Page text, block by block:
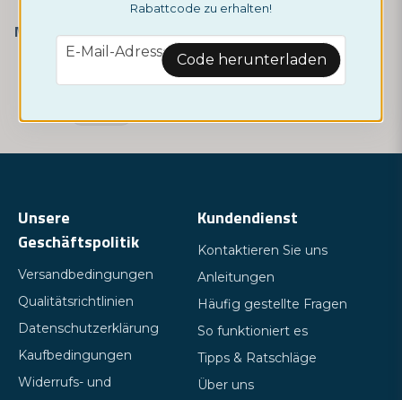
NORDICTEST
Multitest - 12 der häufigsten Drogen
9,95 €
Rabattcode zu erhalten!
email
E-Mail-Adresse Code herunterladen
Unsere
Geschäftspolitik
Versandbedingungen
Qualitätsrichtlinien
Datenschutzerklärung
Kaufbedingungen
Widerrufs- und
Kundendienst
Kontaktieren Sie uns
Anleitungen
Häufig gestellte Fragen
So funktioniert es
Tipps & Ratschläge
Über uns